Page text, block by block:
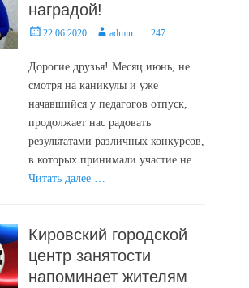
наградой!
Posted22.06.2020 Authoradmin 247
Дорогие друзья! Месяц июнь, не
смотря на каникулы и уже
начавшийся у педагогов отпуск,
продолжает нас радовать
результатами различных конкурсов,
в которых принимали участие не
Читать далее …
Кировский городской
центр занятости
напоминает жителям